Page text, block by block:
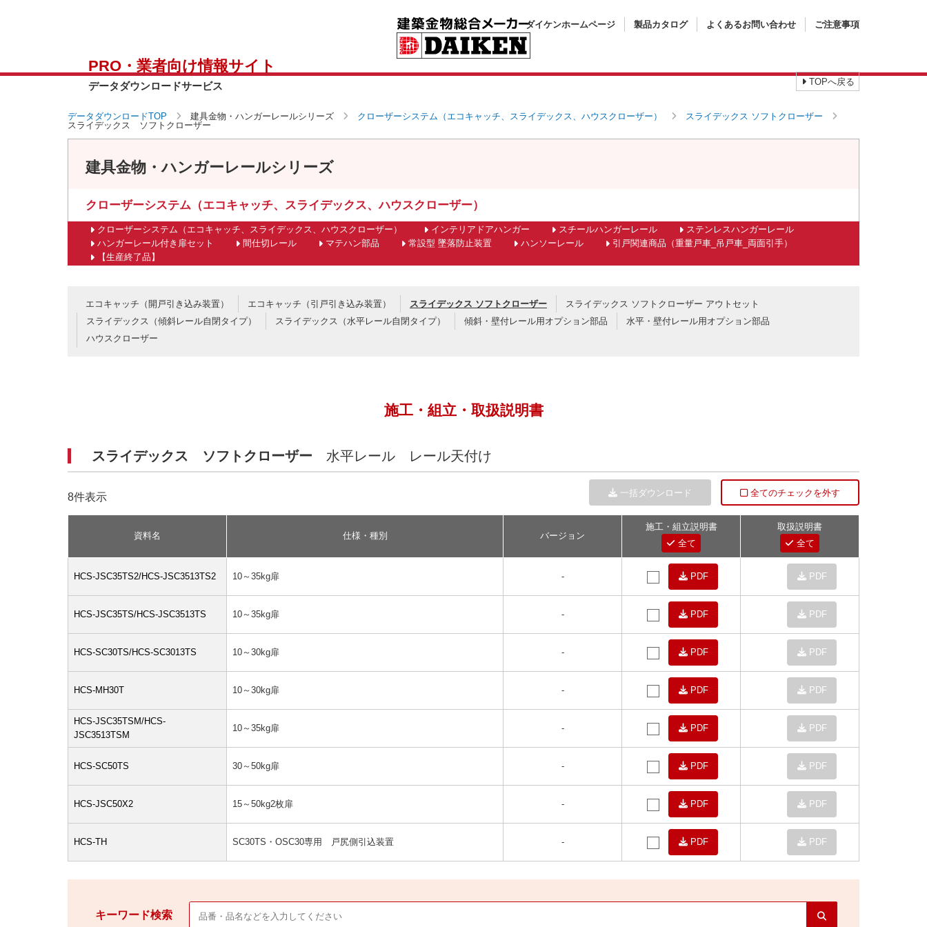
PRO・業者向け情報サイト
データダウンロードサービス
ダイケンホームページ 製品カタログ よくあるお問い合わせ ご注意事項
TOPへ戻る
データダウンロードTOP 建具金物・ハンガーレールシリーズ クローザーシステム（エコキャッチ、スライデックス、ハウスクローザー）
スライデックス ソフトクローザー
スライデックス ソフトクローザー
建具金物・ハンガーレールシリーズ
クローザーシステム（エコキャッチ、スライデックス、ハウスクローザー）
クローザーシステム（エコキャッチ、スライデックス、ハウスクローザー） インテリアドアハンガー スチールハンガーレール
ステンレスハンガーレール
ハンガーレール付き扉セット
間仕切レール マテハン部品 常設型 墜落防止装置 ハンソーレール
引戸関連商品（重量戸車_吊戸車_両面引手）
【生産終了品】
エコキャッチ（開戸引き込み装置） エコキャッチ（引戸引き込み装置） スライデックス ソフトクローザー
スライデックス ソフトクローザー アウトセット
スライデックス（傾斜レール自閉タイプ）
スライデックス（水平レール自閉タイプ） 傾斜・壁付レール用オプション部品
水平・壁付レール用オプション部品
ハウスクローザー
施工・組立・取扱説明書
スライデックス ソフトクローザー 水平レール レール天付け
8件表示 一括ダウンロード 全てのチェックを外す
資料名 仕様・種別 バージョン
施工・組立説明書
全て
取扱説明書
全て
HCS-JSC35TS2/HCS-JSC3513TS2 10～35kg扉 - PDF PDF
HCS-JSC35TS/HCS-JSC3513TS 10～35kg扉 - PDF PDF
HCS-SC30TS/HCS-SC3013TS 10～30kg扉 - PDF PDF
HCS-MH30T 10～30kg扉 - PDF PDF
HCS-JSC35TSM/HCS-
JSC3513TSM
10～35kg扉 - PDF PDF
HCS-SC50TS 30～50kg扉 - PDF PDF
HCS-JSC50X2 15～50kg2枚扉 - PDF PDF
HCS-TH SC30TS・OSC30専用 戸尻側引込装置 - PDF PDF
キーワード検索